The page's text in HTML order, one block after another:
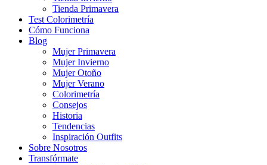
Tienda Primavera
Test Colorimetría
Cómo Funciona
Blog
Mujer Primavera
Mujer Invierno
Mujer Otoño
Mujer Verano
Colorimetría
Consejos
Historia
Tendencias
Inspiración Outfits
Sobre Nosotros
Transfórmate